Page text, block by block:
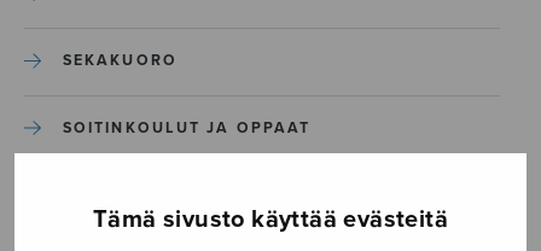
Tämä sivusto käyttää evästeitä
SEKAKUORO
SOITINKOULUT JA OPPAAT